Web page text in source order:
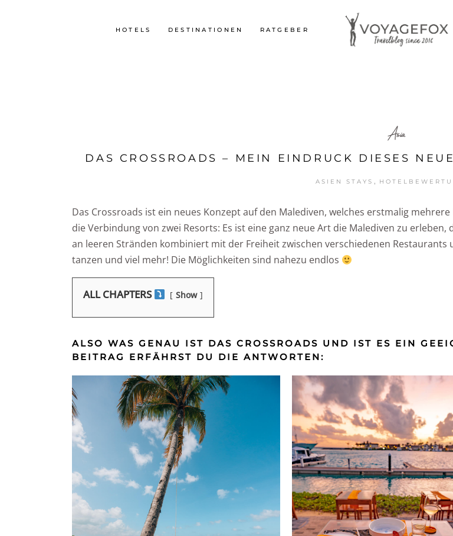
HOTELS DESTINATIONEN RATGEBER
Asia
DAS CROSSROADS – MEIN EINDRUCK DIESES
ASIEN STAYS ,
Das Crossroads ist ein neues Konzept auf den Malediven, welches erstmalig
die Verbindung von zwei Resorts: Es ist eine ganz neue Art die Malediven zu
an leeren Stränden kombiniert mit der Freiheit zwischen verschiedenen Restaurants
tanzen und viel mehr! Die Möglichkeiten sind nahezu endlos
ALL CHAPTERS Show
ALSO WAS GENAU IST DAS CROSSROADS UND IST ES EIN
BEITRAG ERFÄHRST DU DIE ANTWORTEN: